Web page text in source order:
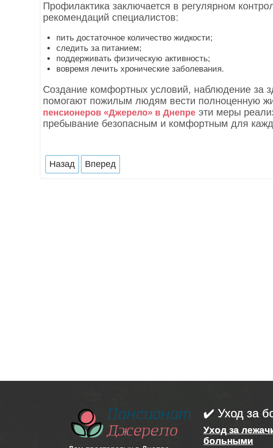
Профилактика заключается в регулярном
рекомендаций специалистов:
пить достаточное количество жидкости;
следить за питанием;
поддерживать физическую активность;
вовремя лечить хронические заболевания.
Создание комфортных условий, наблюдение за
помогают пожилым людям вести полноценную
пенсионеров «Джерело» в Днепре эти меры
пребывание безопасным и комфортным для
Назад Вперед
✔️ Уход за
Уход за
больными